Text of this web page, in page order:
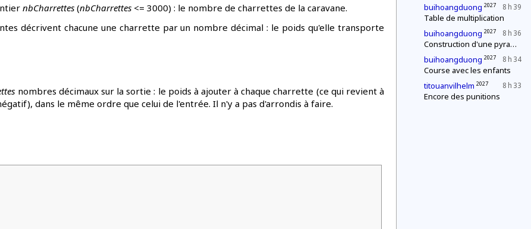
8 h 39
buihoangduong 2027
Table de multiplication
8 h 36
buihoangduong 2027
Construction d'une pyramide
8 h 34
buihoangduong 2027
Course avec les enfants
8 h 33
titouanvilhelm 2027
Encore des punitions
nbCharrettes (nbCharrettes <= 3000) : le nombre de charrettes de la caravane.
décrivent chacune une charrette par un nombre décimal : le poids qu'elle transporte
nombres décimaux sur la sortie : le poids à ajouter à chaque charrette (ce qui revient à
dans le même ordre que celui de l'entrée. Il n'y a pas d'arrondis à faire.